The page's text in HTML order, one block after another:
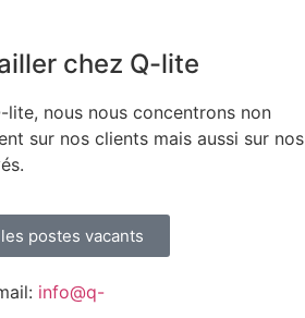
chez Q-lite
lite, nous nous concentrons non
sur nos clients mais aussi sur nos
postes vacants
info@q-